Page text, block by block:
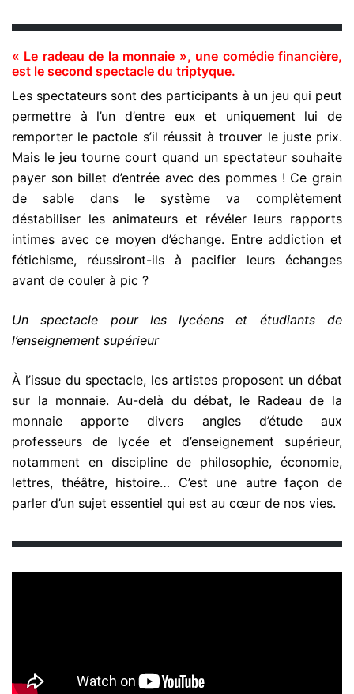
« Le radeau de la monnaie », une comédie financière,
est le second spectacle du triptyque.
Les spectateurs sont des participants à un jeu qui peut
permettre à l’un d’entre eux et uniquement lui de
remporter le pactole s’il réussit à trouver le juste prix.
Mais le jeu tourne court quand un spectateur souhaite
payer son billet d’entrée avec des pommes ! Ce grain
de sable dans le système va complètement
déstabiliser les animateurs et révéler leurs rapports
intimes avec ce moyen d’échange. Entre addiction et
fétichisme, réussiront-ils à pacifier leurs échanges
avant de couler à pic ?
Un spectacle pour les lycéens et étudiants de
l’enseignement supérieur
À l’issue du spectacle, les artistes proposent un débat
sur la monnaie. Au-delà du débat, le Radeau de la
monnaie apporte divers angles d’étude aux
professeurs de lycée et d’enseignement supérieur,
notamment en discipline de philosophie, économie,
lettres, théâtre, histoire… C’est une autre façon de
parler d’un sujet essentiel qui est au cœur de nos vies.